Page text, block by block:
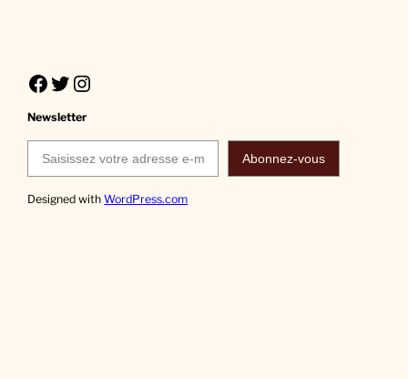
Facebook Twitter Instagram
Newsletter
Saisissez votre adresse e-mail…
Abonnez-vous
Designed withWordPress.com